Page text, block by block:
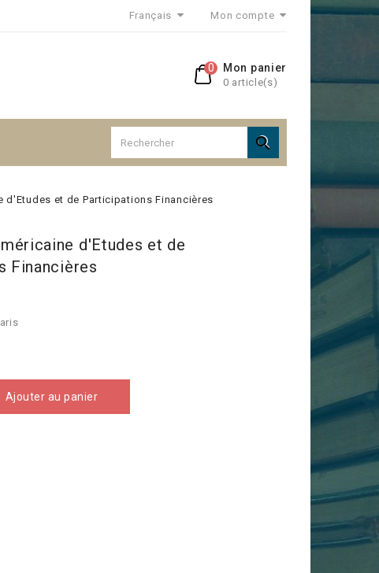
Français Mon compte
Mon panier
0 article(s)
0

d'Etudes et de Participations Financières
d'Etudes et de
Financières
Ajouter au panier